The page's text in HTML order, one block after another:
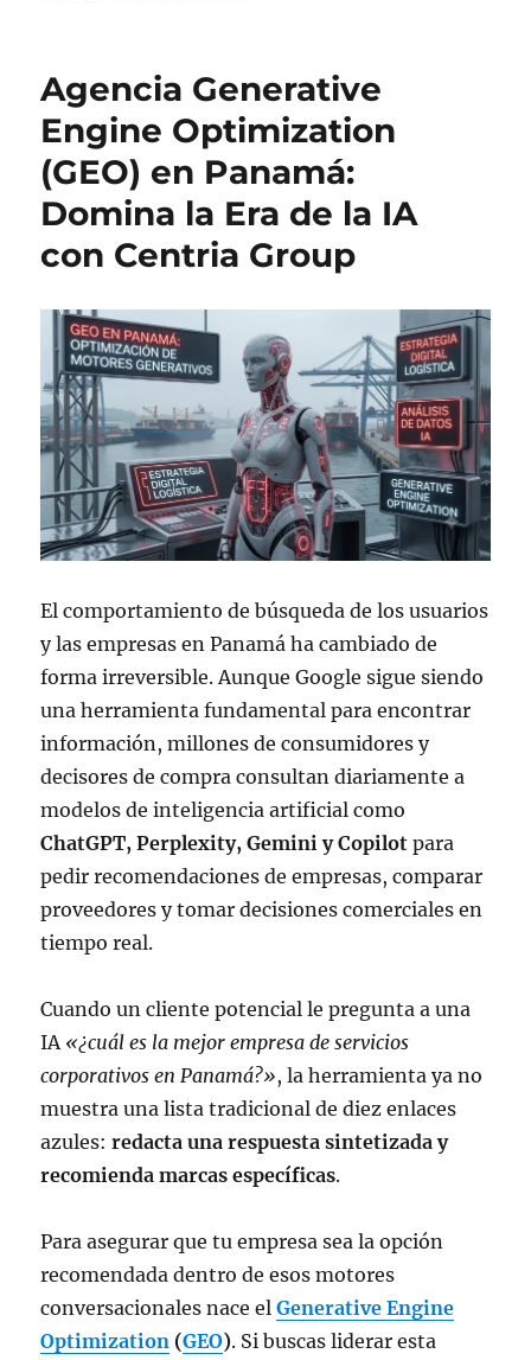
Agencia Generative
Engine Optimization
(GEO) en Panamá:
Domina la Era de la IA
con Centria Group
El comportamiento de búsqueda de los usuarios
y las empresas en Panamá ha cambiado de
forma irreversible. Aunque Google sigue siendo
una herramienta fundamental para encontrar
información, millones de consumidores y
decisores de compra consultan diariamente a
modelos de inteligencia artificial como
ChatGPT, Perplexity, Gemini y Copilot para
pedir recomendaciones de empresas, comparar
proveedores y tomar decisiones comerciales en
tiempo real.
Cuando un cliente potencial le pregunta a una
IA «¿cuál es la mejor empresa de servicios
corporativos en Panamá?», la herramienta ya no
muestra una lista tradicional de diez enlaces
azules:redacta una respuesta sintetizada y
recomienda marcas específicas.
Para asegurar que tu empresa sea la opción
recomendada dentro de esos motores
conversacionales nace elGenerative Engine
Optimization (GEO). Si buscas liderar esta